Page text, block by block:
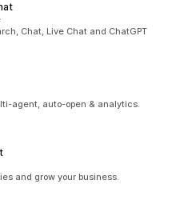
Chat, Live Chat and ChatGPT
agent, auto-open & analytics.
and grow your business.